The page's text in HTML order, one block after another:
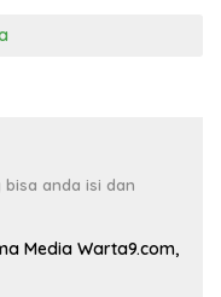
anda isi dan
Media Warta9.com,